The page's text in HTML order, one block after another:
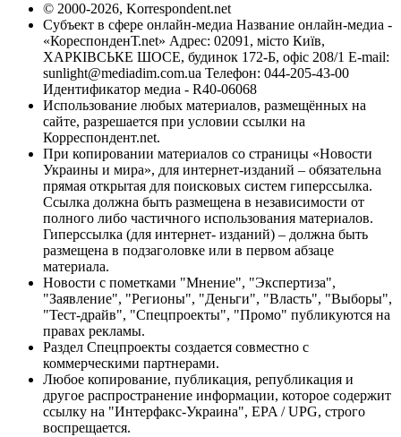
© 2000-2026, Korrespondent.net
Субъект в сфере онлайн-медиа Название онлайн-медиа -
«КореспонденТ.net» Адрес: 02091, місто Київ,
ХАРКІВСЬКЕ ШОСЕ, будинок 172-Б, офіс 208/1 E-mail:
sunlight@mediadim.com.ua Телефон: 044-205-43-00
Идентификатор медиа - R40-06068
Использование любых материалов, размещённых на
сайте, разрешается при условии ссылки на
Корреспондент.net.
При копировании материалов со страницы «Новости
Украины и мира», для интернет-изданий – обязательна
прямая открытая для поисковых систем гиперссылка.
Ссылка должна быть размещена в независимости от
полного либо частичного использования материалов.
Гиперссылка (для интернет- изданий) – должна быть
размещена в подзаголовке или в первом абзаце
материала.
Новости с пометками "Мнение", "Экспертиза",
"Заявление", "Регионы", "Деньги", "Власть", "Выборы",
"Тест-драйв", "Спецпроекты", "Промо" публикуются на
правах рекламы.
Раздел Спецпроекты создается совместно с
коммерческими партнерами.
Любое копирование, публикация, републикация и
другое распространение информации, которое содержит
ссылку на "Интерфакс-Украина", EPA / UPG, строго
воспрещается.